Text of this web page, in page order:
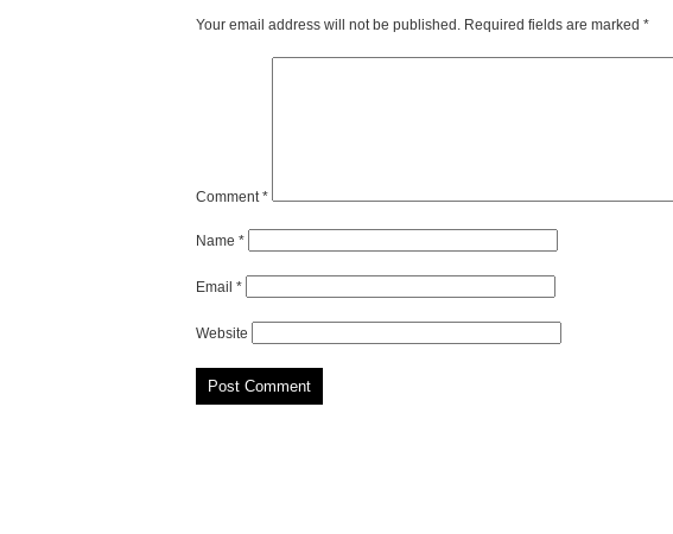
Your email address will not be published. Required fields are marked *
Comment*
Name *
Email *
Website